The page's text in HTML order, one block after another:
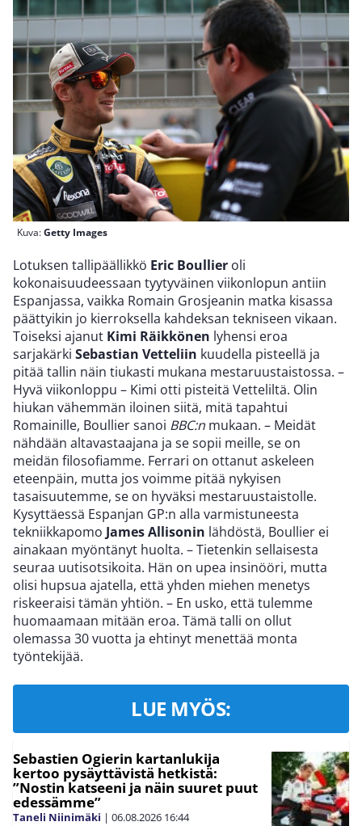
Kuva:Getty Images
Lotuksen tallipäällikkö Eric Boullier oli
kokonaisuudeessaan tyytyväinen viikonlopun antiin
Espanjassa, vaikka Romain Grosjeanin matka kisassa
päättyikin jo kierroksella kahdeksan tekniseen vikaan.
Toiseksi ajanut Kimi Räikkönen lyhensi eroa
sarjakärki Sebastian Vetteliin kuudella pisteellä ja
pitää tallin näin tiukasti mukana mestaruustaistossa. –
Hyvä viikonloppu – Kimi otti pisteitä Vetteliltä. Olin
hiukan vähemmän iloinen siitä, mitä tapahtui
Romainille, Boullier sanoi BBC:n mukaan. – Meidät
nähdään altavastaajana ja se sopii meille, se on
meidän filosofiamme. Ferrari on ottanut askeleen
eteenpäin, mutta jos voimme pitää nykyisen
tasaisuutemme, se on hyväksi mestaruustaistolle.
Kysyttäessä Espanjan GP:n alla varmistuneesta
tekniikkapomo James Allisonin lähdöstä, Boullier ei
ainakaan myöntänyt huolta. – Tietenkin sellaisesta
seuraa uutisotsikoita. Hän on upea insinööri, mutta
olisi hupsua ajatella, että yhden miehen menetys
riskeeraisi tämän yhtiön. – En usko, että tulemme
huomaamaan mitään eroa. Tämä talli on ollut
olemassa 30 vuotta ja ehtinyt menettää monta
työntekijää.
LUE MYÖS:
Sebastien Ogierin kartanlukija
kertoo pysäyttävistä hetkistä:
”Nostin katseeni ja näin suuret puut
edessämme”
Taneli Niinimäki | 06.08.2026 16:44